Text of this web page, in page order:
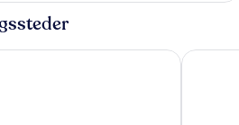
Lofoten